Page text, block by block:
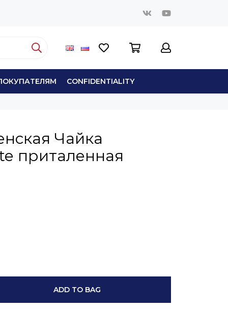
СONFIDENTIALITY
Чайка
приталенная
ADD TO BAG